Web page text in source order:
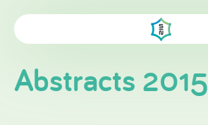
Abstracts 2015